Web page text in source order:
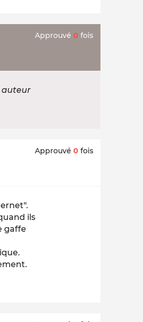
Approuvé 0 fois
auteur
Approuvé 0 fois
ils
gaffe